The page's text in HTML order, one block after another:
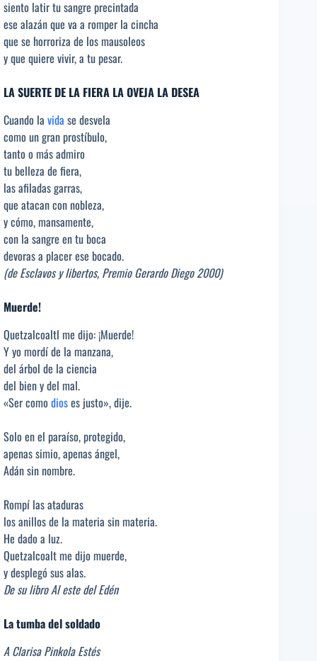
siento latir tu sangre precintada
ese alazán que va a romper la cincha
que se horroriza de los mausoleos
y que quiere vivir, a tu pesar.
LA SUERTE DE LA FIERA LA OVEJA LA DESEA
Cuando la vida se desvela
como un gran prostíbulo,
tanto o más admiro
tu belleza de fiera,
las afiladas garras,
que atacan con nobleza,
y cómo, mansamente,
con la sangre en tu boca
devoras a placer ese bocado.
(de Esclavos y libertos, Premio Gerardo Diego 2000)
Muerde!
Quetzalcoaltl me dijo: ¡Muerde!
Y yo mordí de la manzana,
del árbol de la ciencia
del bien y del mal.
«Ser como dioses justo», dije.
Solo en el paraíso, protegido,
apenas simio, apenas ángel,
Adán sin nombre.
Rompí las ataduras
los anillos de la materia sin materia.
He dado a luz.
Quetzalcoalt me dijo muerde,
y desplegó sus alas.
De su libro Al este del Edén
La tumba del soldado
A Clarisa Pinkola Estés